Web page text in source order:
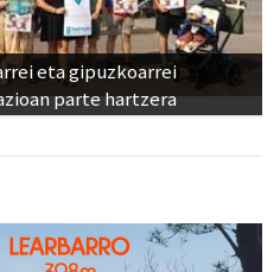
eta gipuzkoarrei
parte hartzera